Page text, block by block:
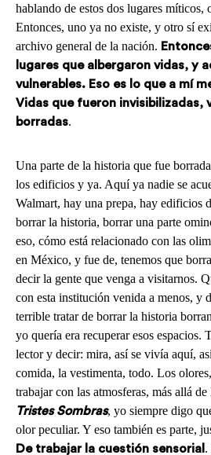
hablando de estos dos lugares míticos,
Entonces, uno ya no existe, y otro sí
archivo general de la nación.
lugares que albergaron vidas, y
vulnerables. Eso es lo que a mí
Vidas que fueron invisibilizadas,
borradas.
Una parte de la historia que fue
los edificios y ya. Aquí ya nadie se
Walmart, hay una prepa, hay edificios
borrar la historia, borrar una parte
eso, cómo está relacionado con las
en México, y fue de, tenemos que
decir la gente que venga a visitarnos.
con esta institución venida a menos, y
terrible tratar de borrar la historia
yo quería era recuperar esos espacios.
lector y decir: mira, así se vivía aquí,
comida, la vestimenta, todo. Los
trabajar con las atmosferas, más allá
Tristes Sombras, yo siempre digo
olor peculiar. Y eso también es parte,
De trabajar la cuestión sensorial .